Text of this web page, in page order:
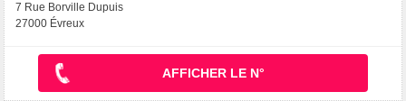
7 Rue Borville Dupuis
27000 Évreux
AFFICHER LE N°